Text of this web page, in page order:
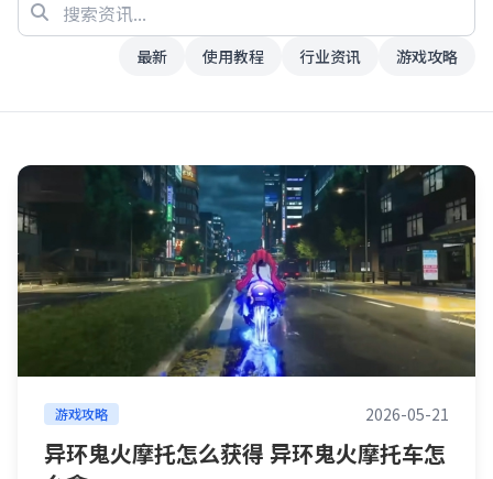
最新 使用教程 行业资讯 游戏攻略
游戏攻略 2026-05-21
异环鬼火摩托怎么获得 异环鬼火摩托车怎